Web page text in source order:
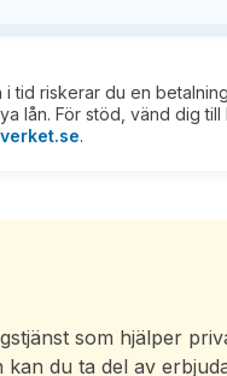
tid riskerar du en
lån. För stöd, vänd dig
.
som hjälper
kan du ta del av